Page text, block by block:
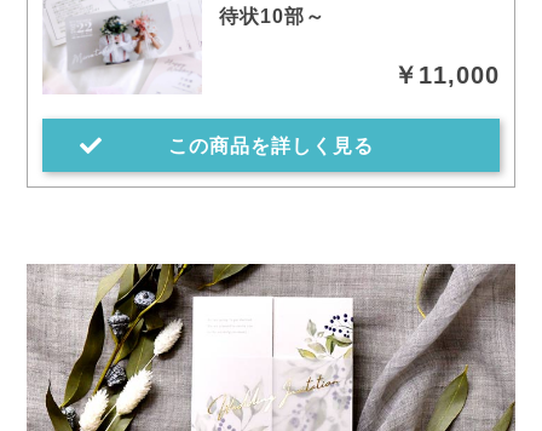
待状10部～
￥11,000
この商品を詳しく見る